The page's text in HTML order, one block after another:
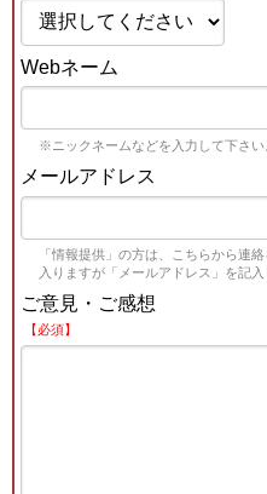
Webネーム
※ニックネームなどを入力して下さい。
メールアドレス
「情報提供」の方は、こちらから連
入りますが「メールアドレス」を記
ご意見・ご感想
【必須】